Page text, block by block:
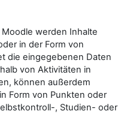
werden Inhalte
in der Form von
die eingegebenen Daten
von Aktivitäten in
können außerdem
Form von Punkten oder
, Studien- oder